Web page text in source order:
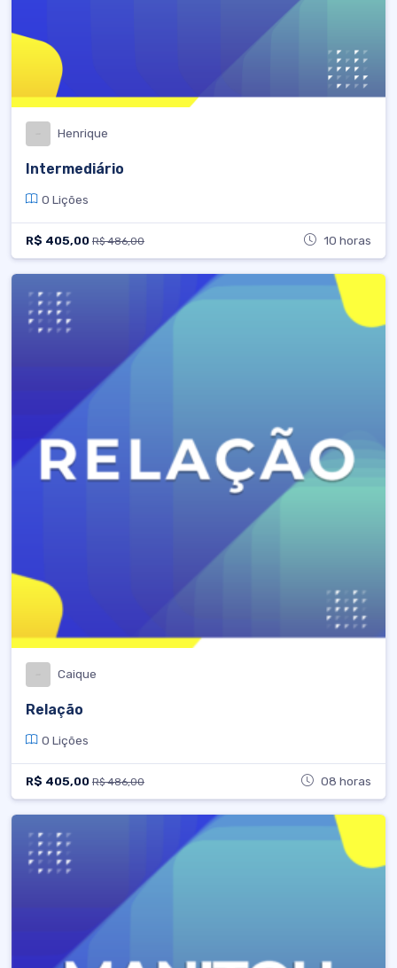
Henrique
Intermediário
0 Lições
R$ 405,00 R$ 486,00 10 horas
Caique
Relação
0 Lições
R$ 405,00 R$ 486,00 08 horas